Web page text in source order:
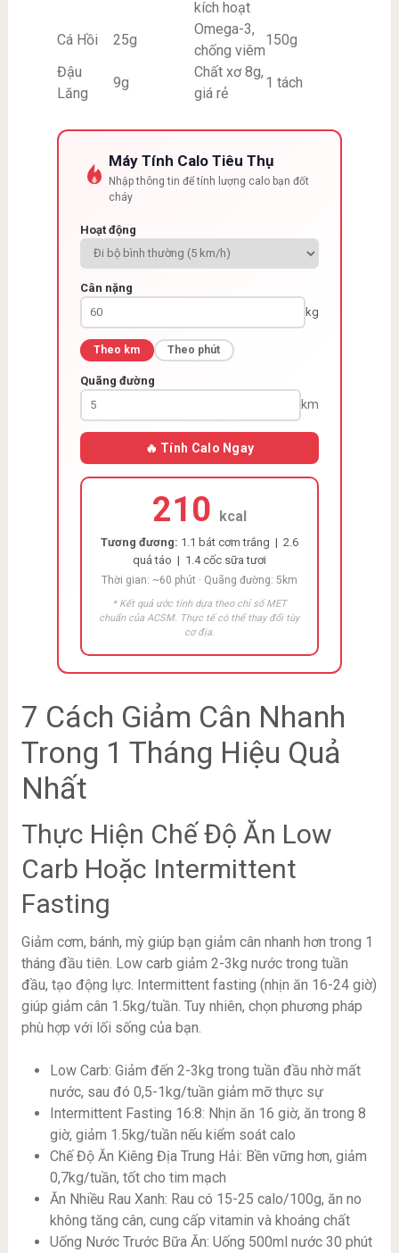
kích hoạt
Cá Hồi
25g
Omega-3,
chống viêm
150g
Đậu
Lăng
9g
Chất xơ 8g,
giá rẻ
1 tách
Máy Tính Calo Tiêu Thụ
Nhập thông tin để tính lượng calo bạn đốt
cháy
Hoạt động
Cân nặng
kg
Theo km Theo phút
Quãng đường
km
🔥 Tính Calo Ngay
210 kcal
Tương đương: 1.1 bát cơm trắng | 2.6
quả táo | 1.4 cốc sữa tươi
Thời gian: ~60 phút · Quãng đường: 5km
* Kết quả ước tính dựa theo chỉ số MET
chuẩn của ACSM. Thực tế có thể thay đổi tùy
cơ địa.
7 Cách Giảm Cân Nhanh
Trong 1 Tháng Hiệu Quả
Nhất
Thực Hiện Chế Độ Ăn Low
Carb Hoặc Intermittent
Fasting
Giảm cơm, bánh, mỳ giúp bạn giảm cân nhanh hơn trong 1
tháng đầu tiên. Low carb giảm 2-3kg nước trong tuần
đầu, tạo động lực. Intermittent fasting (nhịn ăn 16-24 giờ)
giúp giảm cân 1.5kg/tuần. Tuy nhiên, chọn phương pháp
phù hợp với lối sống của bạn.
Low Carb: Giảm đến 2-3kg trong tuần đầu nhờ mất
nước, sau đó 0,5-1kg/tuần giảm mỡ thực sự
Intermittent Fasting 16:8: Nhịn ăn 16 giờ, ăn trong 8
giờ, giảm 1.5kg/tuần nếu kiểm soát calo
Chế Độ Ăn Kiêng Địa Trung Hải: Bền vững hơn, giảm
0,7kg/tuần, tốt cho tim mạch
Ăn Nhiều Rau Xanh: Rau có 15-25 calo/100g, ăn no
không tăng cân, cung cấp vitamin và khoáng chất
Uống Nước Trước Bữa Ăn: Uống 500ml nước 30 phút